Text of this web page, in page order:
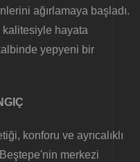
ağırlamaya başladı.
hayata
yepyeni bir
konforu ve ayrıcalıklı
merkezi